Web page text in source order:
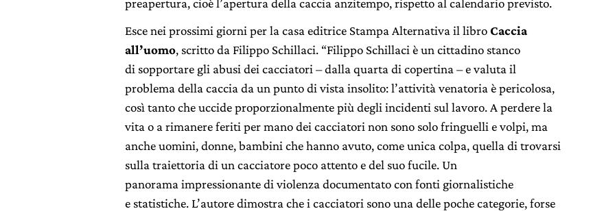
preapertura, cioè l’apertura della caccia anzitempo, rispetto al calendario previsto.
Esce nei prossimi giorni per la casa editrice Stampa Alternativa il libroCaccia
all’uomo, scritto da Filippo Schillaci. “Filippo Schillaci è un cittadino stanco
di sopportare gli abusi dei cacciatori – dalla quarta di copertina – e valuta il
problema della caccia da un punto di vista insolito: l’attività venatoria è pericolosa,
così tanto che uccide proporzionalmente più degli incidenti sul lavoro. A perdere la
vita o a rimanere feriti per mano dei cacciatori non sono solo fringuelli e volpi, ma
anche uomini, donne, bambini che hanno avuto, come unica colpa, quella di trovarsi
sulla traiettoria di un cacciatore poco attento e del suo fucile. Un
panorama impressionante di violenza documentato con fonti giornalistiche
e statistiche. L’autore dimostra che i cacciatori sono una delle poche categorie, forse